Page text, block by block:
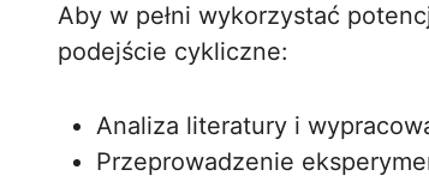
Aby w pełni wykorzystać
podejście cykliczne:
Analiza literatury i
Przeprowadzenie